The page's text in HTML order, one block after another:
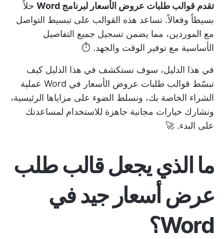
تقدم قوالب طلبات عروض الأسعار لبرنامج Word
حلاً
بسيطاً وفعالاً. تساعد هذه القوالب على تبسيط التواصل
مع الموردين، مما يضمن تسجيل جميع التفاصيل
الأساسية مع توفير الوقت والجهد. ⏱️
في هذا الدليل، سوف نستكشف في هذا الدليل كيف
تبسّط قوالب طلبات عروض الأسعار في Word عملية
الشراء الخاصة بك، ونسلط الضوء على مزاياها الرئيسية،
ونشارك خيارات مجانية جاهزة للاستخدام لمساعدتك
على البدء. 🚀
ما الذي يجعل قالب طلب
عرض أسعار جيد في
Word؟